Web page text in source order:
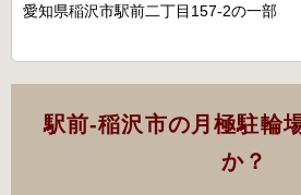
愛知県稲沢市駅前二丁目157-2の一部
駅前-稲沢市の月極駐輪
か？